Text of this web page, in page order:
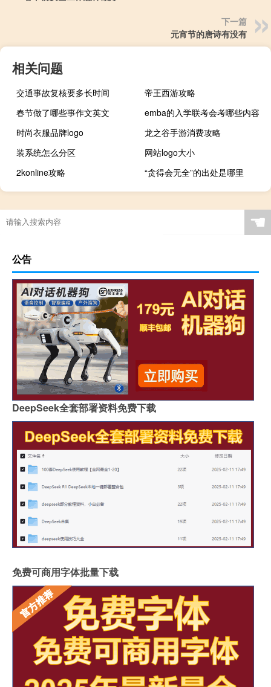
下一篇
元宵节的唐诗有没有
相关问题
交通事故复核要多长时间
帝王西游攻略
春节做了哪些事作文英文
emba的入学联考会考哪些内容
时尚衣服品牌logo
龙之谷手游消费攻略
装系统怎么分区
网站logo大小
2konline攻略
“贪得会无全”的出处是哪里
☚
公告
DeepSeek全套部署资料免费下载
免费可商用字体批量下载